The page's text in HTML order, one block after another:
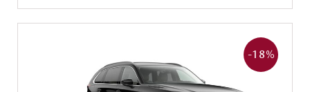
-18%